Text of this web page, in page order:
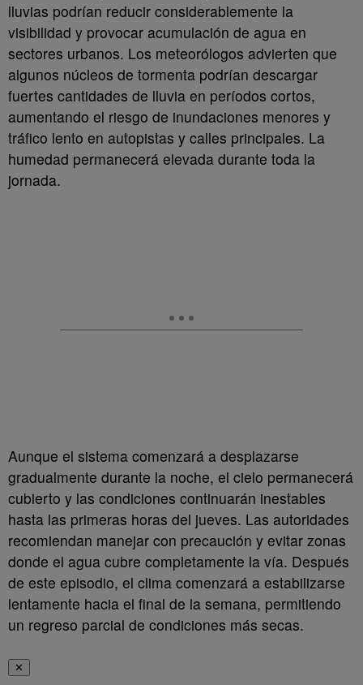
lluvias podrían reducir considerablemente la
visibilidad y provocar acumulación de agua en
sectores urbanos. Los meteorólogos advierten que
algunos núcleos de tormenta podrían descargar
fuertes cantidades de lluvia en períodos cortos,
aumentando el riesgo de inundaciones menores y
tráfico lento en autopistas y calles principales. La
humedad permanecerá elevada durante toda la
jornada.
Aunque el sistema comenzará a desplazarse
gradualmente durante la noche, el cielo permanecerá
cubierto y las condiciones continuarán inestables
hasta las primeras horas del jueves. Las autoridades
recomiendan manejar con precaución y evitar zonas
donde el agua cubre completamente la vía. Después
de este episodio, el clima comenzará a estabilizarse
lentamente hacia el final de la semana, permitiendo
un regreso parcial de condiciones más secas.
✕